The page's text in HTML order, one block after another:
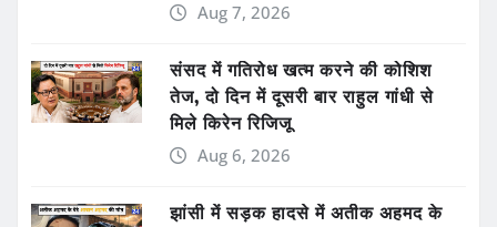
Aug 7, 2026
संसद में गतिरोध खत्म करने की कोशिश
तेज, दो दिन में दूसरी बार राहुल गांधी से
मिले किरेन रिजिजू
Aug 6, 2026
झांसी में सड़क हादसे में अतीक अहमद के